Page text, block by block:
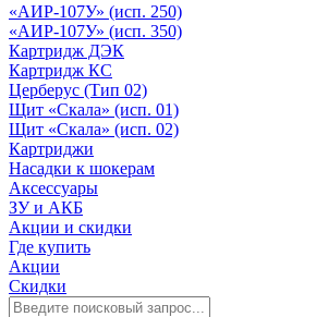
«АИР-107У» (исп. 250)
«АИР-107У» (исп. 350)
Картридж ДЭК
Картридж КС
Церберус (Тип 02)
Щит «Скала» (исп. 01)
Щит «Скала» (исп. 02)
Картриджи
Насадки к шокерам
Аксессуары
ЗУ и АКБ
Акции и скидки
Где купить
Акции
Скидки